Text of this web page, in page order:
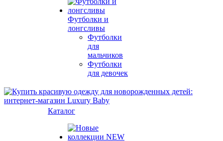
Футболки и
лонгсливы
Футболки
для
мальчиков
Футболки
для девочек
Каталог